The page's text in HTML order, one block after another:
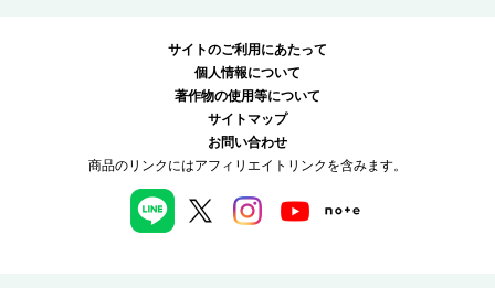
サイトのご利用にあたって
個人情報について
著作物の使用等について
サイトマップ
お問い合わせ
商品のリンクにはアフィリエイトリンクを含みます。